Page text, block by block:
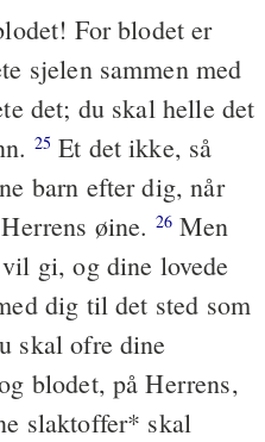
For blodet er
sjelen sammen med
det; du skal helle det
25 Et det ikke, så
barn efter dig, når
øine. 26Men
gi, og dine lovede
dig til det sted som
skal ofre dine
blodet, på Herrens,
slaktoffer* skal